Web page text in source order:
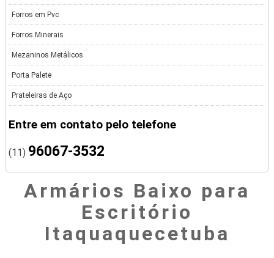
Forros em Pvc
Forros Minerais
Mezaninos Metálicos
Porta Palete
Prateleiras de Aço
Entre em contato pelo telefone
(11) 96067-3532
Armários Baixo para
Escritório
Itaquaquecetuba